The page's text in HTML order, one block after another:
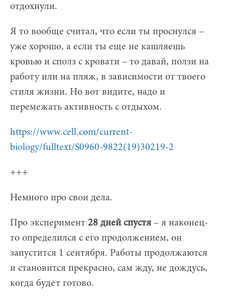
отдохнули.
Я то вообще считал, что если ты проснулся –
уже хорошо, а если ты еще не кашляешь
кровью и сполз с кровати – то давай, ползи на
работу или на пляж, в зависимости от твоего
стиля жизни. Но вот видите, надо и
перемежать активность с отдыхом.
https://www.cell.com/current-
biology/fulltext/S0960-9822(19)30219-2
+++
Немного про свои дела.
Про эксперимент 28 дней спустя – я наконец-
то определился с его продолжением, он
запустится 1 сентября. Работы продолжаются
и становится прекрасно, сам жду, не дождусь,
когда будет готово.